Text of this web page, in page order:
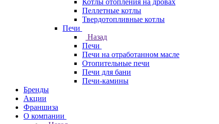
Котлы отопления на дровах
Пеллетные котлы
Твердотопливные котлы
Печи
Назад
Печи
Печи на отработанном масле
Отопительные печи
Печи для бани
Печи-камины
Бренды
Акции
Франшиза
О компании